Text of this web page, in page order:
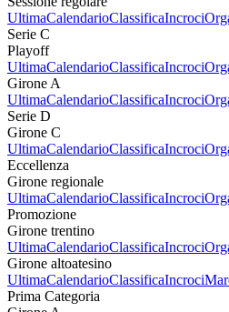
UltimaCalendarioClassificaIncroci
Serie C
Playoff
UltimaCalendarioClassificaIncroci
Girone A
UltimaCalendarioClassificaIncroci
Serie D
Girone C
UltimaCalendarioClassificaIncroci
Eccellenza
Girone regionale
UltimaCalendarioClassificaIncroci
Promozione
Girone trentino
UltimaCalendarioClassificaIncroci
Girone altoatesino
UltimaCalendarioClassificaIncroci
Prima Categoria